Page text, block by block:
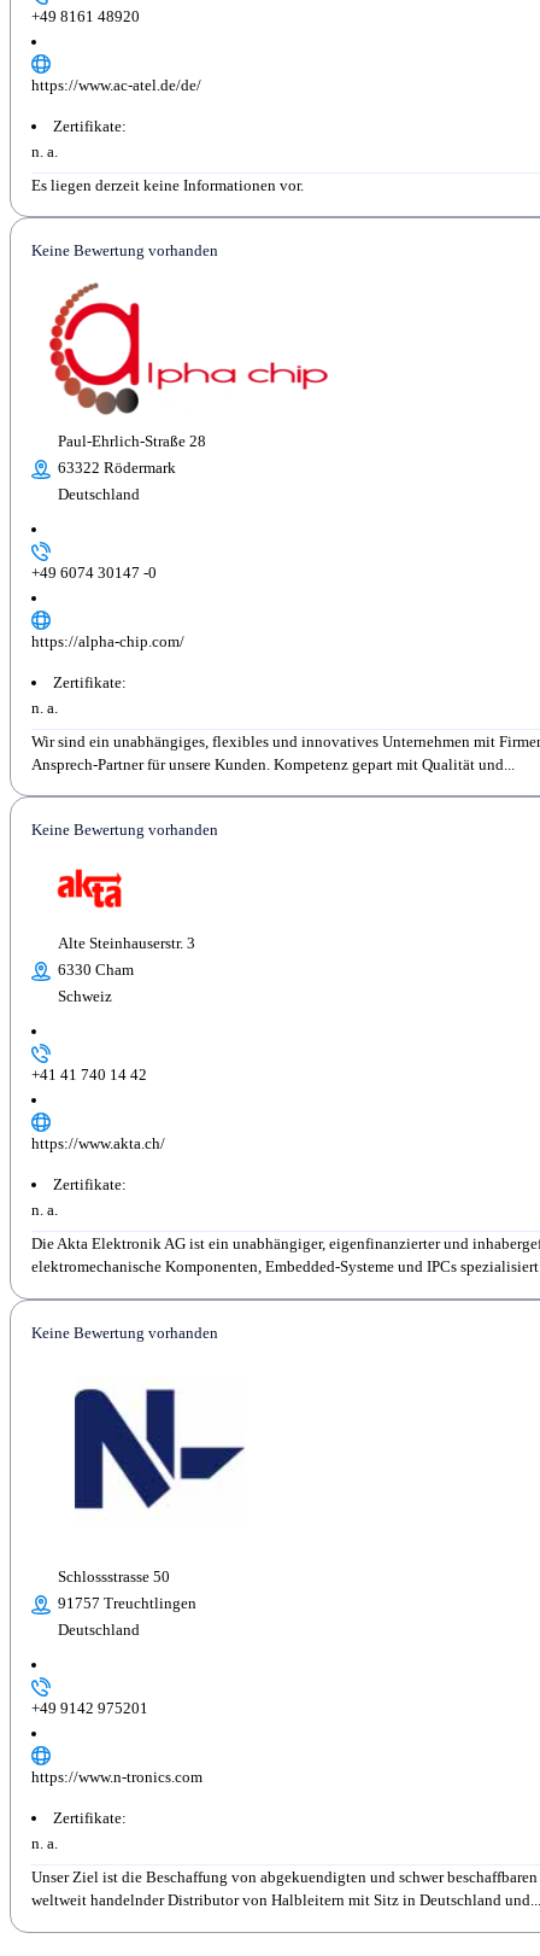
+49 8161 48920
https://www.ac-atel.de/de/
Zertifikate:
n. a.
Es liegen derzeit keine Informationen vor.
Paul-Ehrlich-Straße 28
63322 Rödermark
Deutschland
+49 6074 30147 -0
https://alpha-chip.com/
Zertifikate:
n. a.
Wir sind ein unabhängiges, flexibles und innovatives Unternehmen mit
Ansprech-Partner für unsere Kunden. Kompetenz gepart mit Qualität und...
Keine Bewertung vorhanden
Alte Steinhauserstr. 3
6330 Cham
Schweiz
+41 41 740 14 42
https://www.akta.ch/
Zertifikate:
n. a.
Die Akta Elektronik AG ist ein unabhängiger, eigenfinanzierter und
elektromechanische Komponenten, Embedded-Systeme und IPCs
Keine Bewertung vorhanden
Schlossstrasse 50
91757 Treuchtlingen
Deutschland
+49 9142 975201
https://www.n-tronics.com
Zertifikate:
n. a.
Unser Ziel ist die Beschaffung von abgekuendigten und schwer
weltweit handelnder Distributor von Halbleitern mit Sitz in Deutschland und...
Keine Bewertung vorhanden